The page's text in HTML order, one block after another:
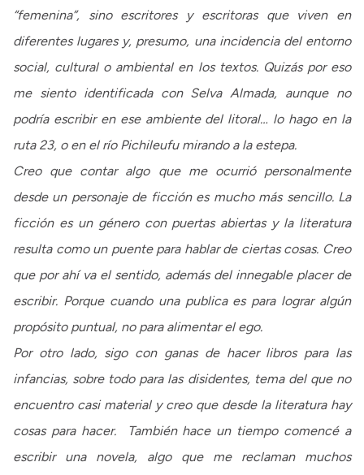
“femenina”, sino escritores y escritoras que viven en
diferentes lugares y, presumo, una incidencia del entorno
social, cultural o ambiental en los textos. Quizás por eso
me siento identificada con Selva Almada, aunque no
podría escribir en ese ambiente del litoral… lo hago en la
ruta 23, o en el río Pichileufu mirando a la estepa.
Creo que contar algo que me ocurrió personalmente
desde un personaje de ficción es mucho más sencillo. La
ficción es un género con puertas abiertas y la literatura
resulta como un puente para hablar de ciertas cosas. Creo
que por ahí va el sentido, además del innegable placer de
escribir. Porque cuando una publica es para lograr algún
propósito puntual, no para alimentar el ego.
Por otro lado, sigo con ganas de hacer libros para las
infancias, sobre todo para las disidentes, tema del que no
encuentro casi material y creo que desde la literatura hay
cosas para hacer. También hace un tiempo comencé a
escribir una novela, algo que me reclaman muchos